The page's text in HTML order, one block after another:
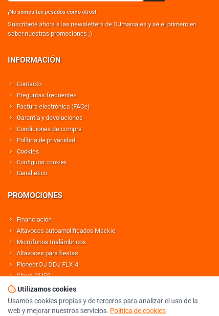
¡No somos tan pesados como otros!
Suscribete ahora a las newsletters de DJmania.es y sé el primero en
saber nuestras promociones ;)
INFORMACIÓN
Contacto
Preguntas frecuentes
Factura electrónica (FACe)
Garantía y devoluciones
Condiciones de compra
Política de privacidad
Cookies
Configurar cookies
Canal ético
PROMOCIONES
Financiación
Altavoces autoamplificados Mackie
Micrófonos Inalámbricos
Altavoces para fiestas
Pioneer DJ DDJ FLX-4
Shure SM58
Altavoces Behringer
Utilizamos cookies
Usamos cookies propias y de terceros para analizar el uso de la
web y mejorar nuestros servicios. Política de cookies